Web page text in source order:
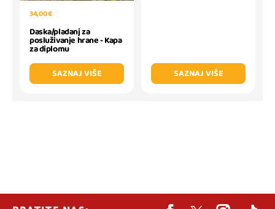
34,00 €
Daska/pladanj za
posluživanje hrane - Kapa
za diplomu
SAZNAJ VIŠE
SAZNAJ VIŠE